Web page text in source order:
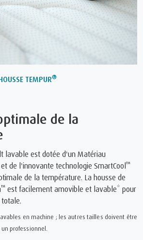
TEMPUR®
de la
lavable est dotée d'un Matériau
de l'innovante technologie SmartCool ™
de la température. La housse de
™ ️ est facilement amovible et lavable* pour
en machine ; les autres tailles doivent être
professionnel.